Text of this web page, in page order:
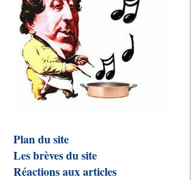
Plan du site
Les brèves du site
Réactions aux articles